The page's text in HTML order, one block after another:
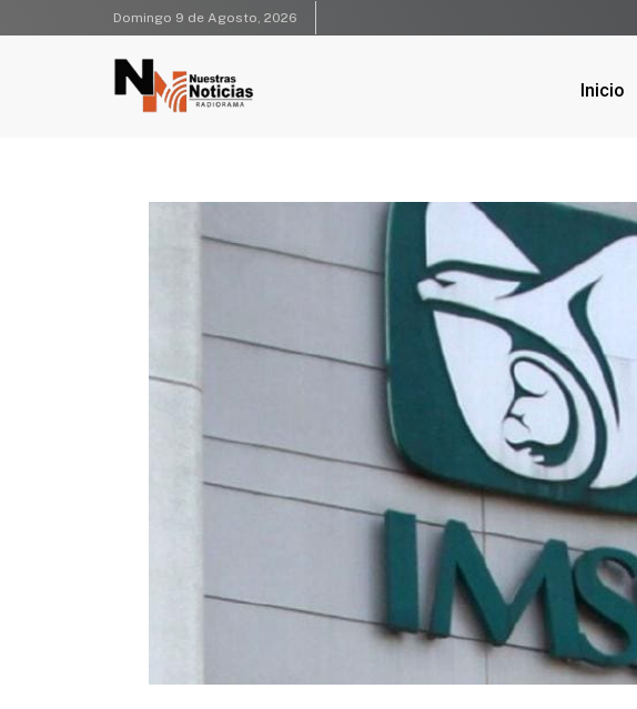
Domingo 9 de Agosto, 2026
Inicio